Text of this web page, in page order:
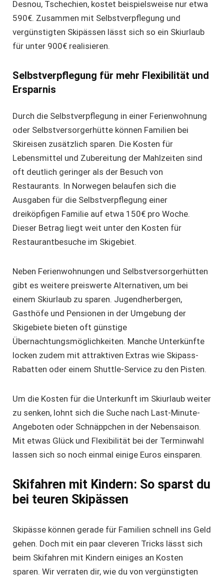
Desnou, Tschechien, kostet beispielsweise nur etwa
590€. Zusammen mit Selbstverpflegung und
vergünstigten Skipässen lässt sich so ein Skiurlaub
für unter 900€ realisieren.
Selbstverpflegung für mehr Flexibilität und
Ersparnis
Durch die Selbstverpflegung in einer Ferienwohnung
oder Selbstversorgerhütte können Familien bei
Skireisen zusätzlich sparen. Die Kosten für
Lebensmittel und Zubereitung der Mahlzeiten sind
oft deutlich geringer als der Besuch von
Restaurants. In Norwegen belaufen sich die
Ausgaben für die Selbstverpflegung einer
dreiköpfigen Familie auf etwa 150€ pro Woche.
Dieser Betrag liegt weit unter den Kosten für
Restaurantbesuche im Skigebiet.
Neben Ferienwohnungen und Selbstversorgerhütten
gibt es weitere preiswerte Alternativen, um bei
einem Skiurlaub zu sparen. Jugendherbergen,
Gasthöfe und Pensionen in der Umgebung der
Skigebiete bieten oft günstige
Übernachtungsmöglichkeiten. Manche Unterkünfte
locken zudem mit attraktiven Extras wie Skipass-
Rabatten oder einem Shuttle-Service zu den Pisten.
Um die Kosten für die Unterkunft im Skiurlaub weiter
zu senken, lohnt sich die Suche nach Last-Minute-
Angeboten oder Schnäppchen in der Nebensaison.
Mit etwas Glück und Flexibilität bei der Terminwahl
lassen sich so noch einmal einige Euros einsparen.
Skifahren mit Kindern: So sparst du
bei teuren Skipässen
Skipässe können gerade für Familien schnell ins Geld
gehen. Doch mit ein paar cleveren Tricks lässt sich
beim Skifahren mit Kindern einiges an Kosten
sparen. Wir verraten dir, wie du von vergünstigten